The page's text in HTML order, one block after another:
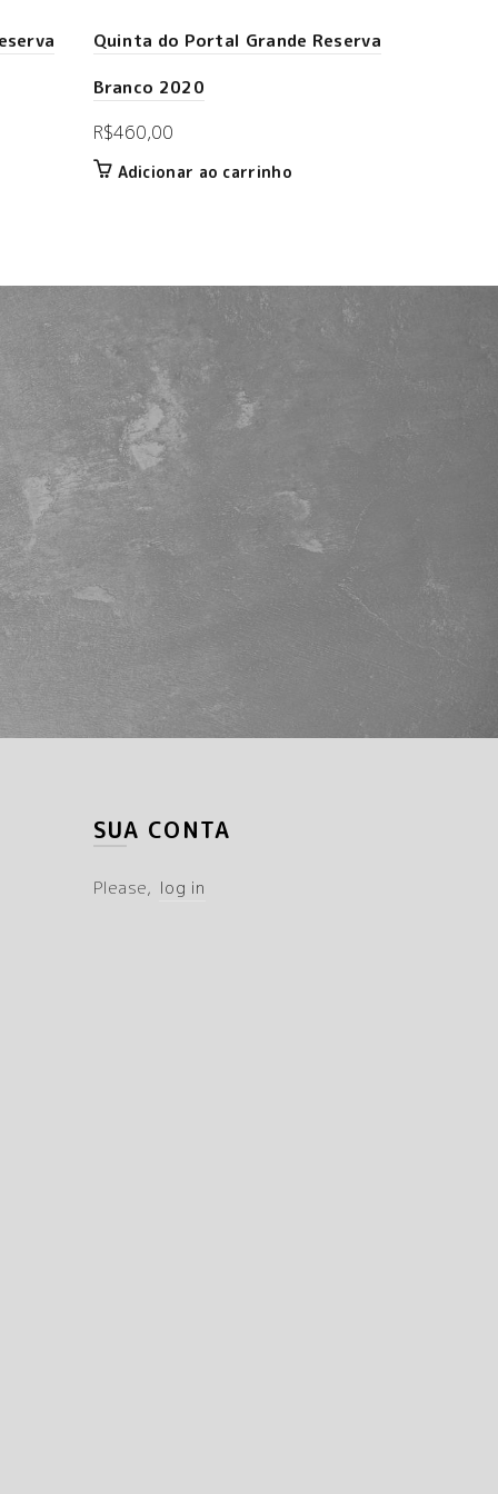
Quinta do Portal Grande Reserva
Branco 2020
R$460,00
Adicionar ao carrinho
SUA CONTA
Please, log in